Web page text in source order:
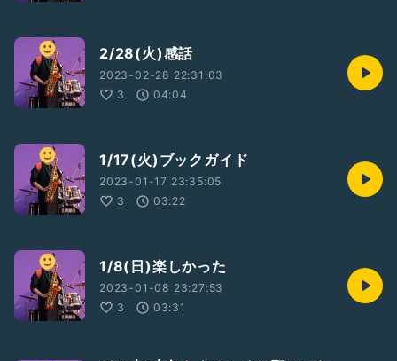
2/28(火)感話
2023-02-28 22:31:03
3
04:04
1/17(火)ブックガイド
2023-01-17 23:35:05
3
03:22
1/8(日)楽しかった
2023-01-08 23:27:53
3
03:31